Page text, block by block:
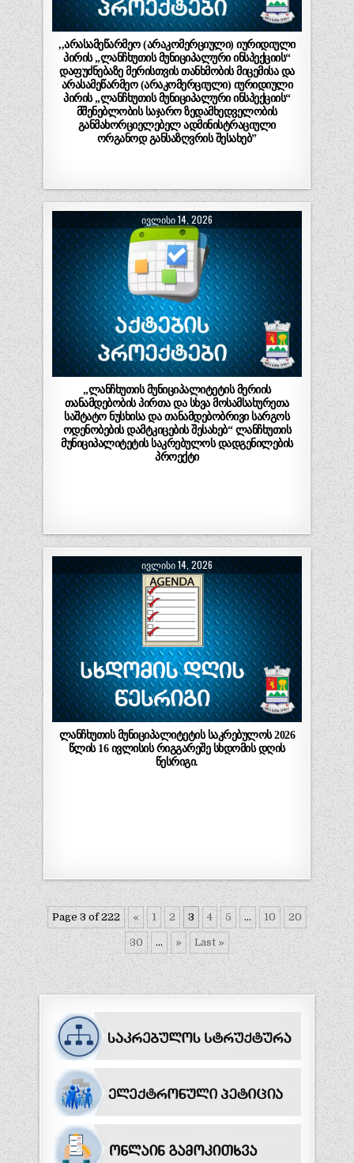
,,არასამეწარმეო (არაკომერციული) იურიდიული
პირის „ლანჩხუთის მუნიციპალური ინსპექციის“
დაფუძნებაზე მერისთვის თანხმობის მიცემისა და
არასამეწარმეო (არაკომერციული) იურიდიული
პირის „ლანჩხუთის მუნიციპალური ინსპექციის“
მშენებლობის საჯარო ზედამხედველობის
განმახორციელებელ ადმინისტრაციული
ორგანოდ განსაზღვრის შესახებ”
ᲘᲕᲚᲘᲡᲘ 14, 2026
„ლანჩხუთის მუნიციპალიტეტის მერიის
თანამდებობის პირთა და სხვა მოსამსახურეთა
საშტატო ნუსხისა და თანამდებობრივი სარგოს
ოდენობების დამტკიცების შესახებ“ ლანჩხუთის
მუნიციპალიტეტის საკრებულოს დადგენილების
პროექტი
ᲘᲕᲚᲘᲡᲘ 14, 2026
ლანჩხუთის მუნიციპალიტეტის საკრებულოს 2026
წლის 16 ივლისის რიგგარეშე სხდომის დღის
წესრიგი.
Page 3 of 222 « 1 2 3 4 5 ... 10 20
30 ... » Last »